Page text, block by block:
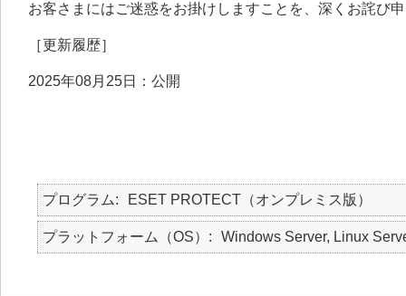
お客さまにはご迷惑をお掛けしますことを、深くお詫び
［更新履歴］
2025年08月25日：公開
プログラム ESET PROTECT（オンプレミス版）
プラットフォーム（OS） Windows Server, Linux